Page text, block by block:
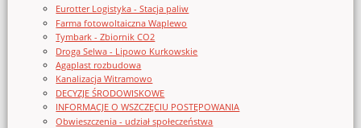
Eurotter Logistyka - Stacja paliw
Farma fotowoltaiczna Waplewo
Tymbark - Zbiornik CO2
Droga Selwa - Lipowo Kurkowskie
Agaplast rozbudowa
Kanalizacja Witramowo
DECYZJE ŚRODOWISKOWE
INFORMACJE O WSZCZĘCIU POSTĘPOWANIA
Obwieszczenia - udział społeczeństwa